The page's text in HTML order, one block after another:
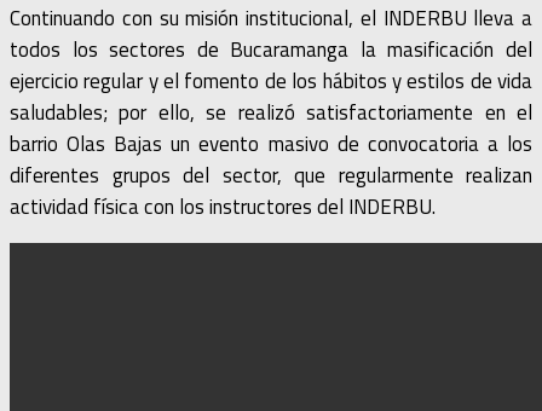
Continuando con su misión institucional, el INDERBU lleva a
todos los sectores de Bucaramanga la masificación del
ejercicio regular y el fomento de los hábitos y estilos de vida
saludables; por ello, se realizó satisfactoriamente en el
barrio Olas Bajas un evento masivo de convocatoria a los
diferentes grupos del sector, que regularmente realizan
actividad física con los instructores del INDERBU.